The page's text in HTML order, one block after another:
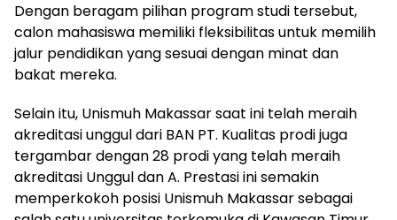
Dengan beragam pilihan program studi tersebut,
calon mahasiswa memiliki fleksibilitas untuk memilih
jalur pendidikan yang sesuai dengan minat dan
bakat mereka.
Selain itu, Unismuh Makassar saat ini telah meraih
akreditasi unggul dari BAN PT. Kualitas prodi juga
tergambar dengan 28 prodi yang telah meraih
akreditasi Unggul dan A. Prestasi ini semakin
memperkokoh posisi Unismuh Makassar sebagai